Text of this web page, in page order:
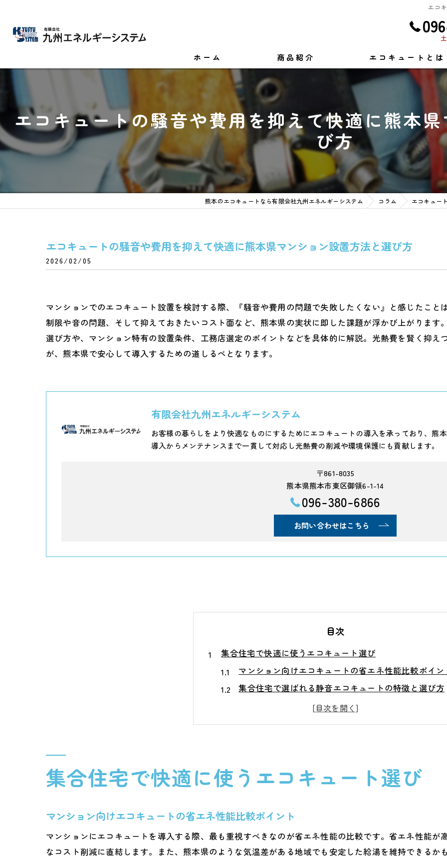
エコ
ホーム 商品紹介 エコキュートとは
エコキュートの騒音や費用を抑えて快適に熊本
び方
熊本のエコキュートなら有限会社九州エネルギーシステム コラム エコキュー
エコキュートの騒音や費用を抑えて快適に熊本県マンション設置方法と選び方
2026/02/05
マンションでのエコキュート設置を検討する際、『騒音や費用の問題で失敗したくない』と感じたこ
制限や音の問題、そして抑えておきたいコスト面など、熊本県の実状に即した課題が浮かび上がりま
選び方や、マンション特有の設置条件、工務店選定のポイントなどを具体的に解説。光熱費を賢く抑え
が、熊本県で安心して導入するための道しるべとなります。
有限会社九州エネルギーシステム
お客様の暮らしをより快適なものにするためにエコキュートの導入を承っており、熊
導入からメンテナンスまで一貫して対応し光熱費の削減や環境保護にも貢献します。
〒861-8035
熊本県熊本市東区御領6-1-14
096-380-6866
お問い合わせはこちら
目次
集合住宅で快適に使うエコキュート選び
マンション向けエコキュートの省エネ性能比較ポイン
集合住宅で選ばれる静音エコキュートの特徴と選び方
スペース制限下で適したエコキュート容量の選定法
設置実績豊富な工務店でエコキュート導入を安心サポ
エコキュート静音モデルのメリットと選び方のコツ
深夜稼働時のエコキュート騒音対策実例紹介
騒音苦情を防ぐエコキュート設置前の注意点
集合住宅で快適に使うエコキュート選び
マンション向けエコキュートの省エネ性能比較ポイント
マンションにエコキュートを導入する際、最も重視すべきなのが省エネ性能の比較です。省エネ性能
なコスト削減に直結します。また、熊本県のような気温差がある地域でも安定した給湯を維持できるか